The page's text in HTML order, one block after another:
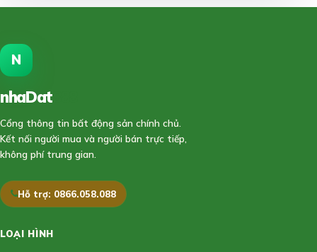
N
nhaDat
Cổng thông tin bất động sản chính chủ.
Kết nối người mua và người bán trực tiếp,
không phí trung gian.
Hỗ trợ: 0866.058.088
LOẠI HÌNH